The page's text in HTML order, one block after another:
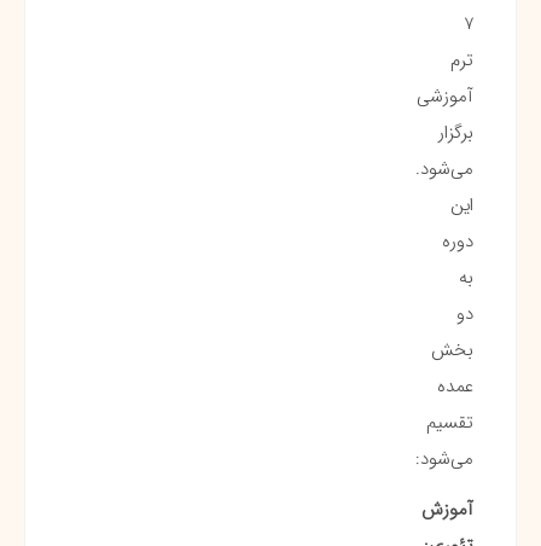
7
ترم
آموزشی
برگزار
می‌شود.
این
دوره
به
دو
بخش
عمده
تقسیم
می‌شود:
آموزش